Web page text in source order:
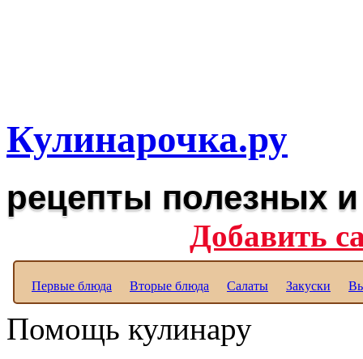
Кулинарочка.ру
рецепты полезных
Добавить
Первые блюда Вторые блюда Салаты Закуски
Помощь кулинару